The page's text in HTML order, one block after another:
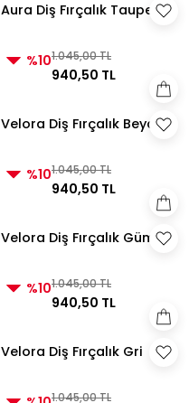
Aura Diş Fırçalık Taupe
%101.045,00 TL
940,50 TL
Velora Diş Fırçalık Beyaz
%101.045,00 TL
940,50 TL
Velora Diş Fırçalık Gümüş
%101.045,00 TL
940,50 TL
Velora Diş Fırçalık Gri
1.045,00 TL